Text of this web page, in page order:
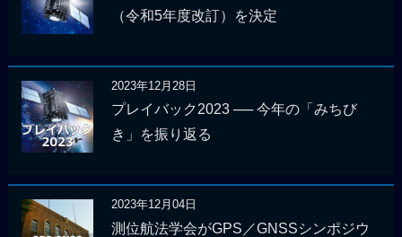
（令和5年度改訂）を決定
2023年12月28日
プレイバック2023 ── 今年の「みちび
き」を振り返る
2023年12月04日
測位航法学会がGPS／GNSSシンポジウ